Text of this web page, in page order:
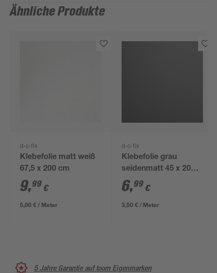
Ähnliche Produkte
d-c-fix
Klebefolie matt weiß
67,5 x 200 cm
9,99 €
5,00 € / Meter
d-c-fix
Klebefolie grau
seidenmatt 45 x 200
cm
6,99 €
3,50 € / Meter
5 Jahre Garantie auf toom Eigenmarken